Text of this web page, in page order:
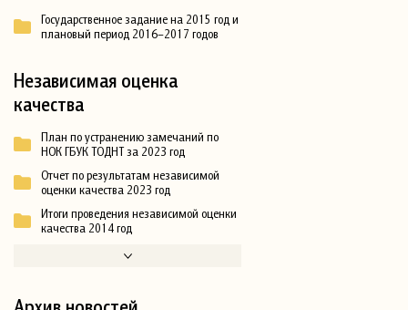
Государственное задание на 2015 год и
плановый период 2016–2017 годов
Независимая оценка
качества
План по устранению замечаний по
НОК ГБУК ТОДНТ за 2023 год
Отчет по результатам независимой
оценки качества 2023 год
Итоги проведения независимой оценки
качества 2014 год